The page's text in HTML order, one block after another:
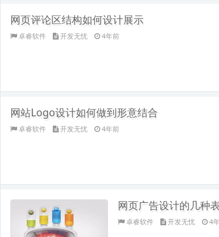
网页评论区结构如何设计展示
卓睿软件 开发无忧 4年前
网站Logo设计如何做到形意结合
卓睿软件 开发无忧 4年前
网页广告设计的几种
卓睿软件 开发无忧 4